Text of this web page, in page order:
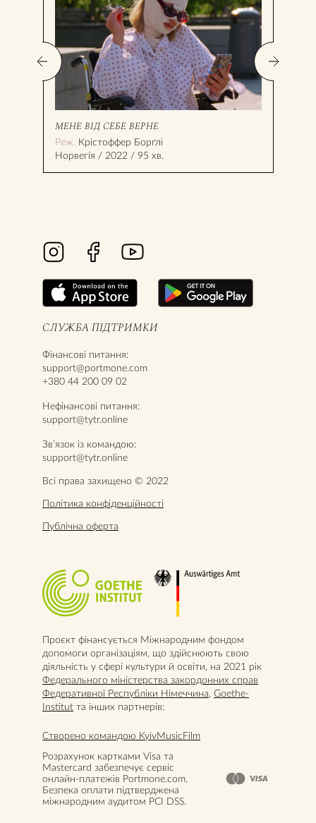
МЕНЕ ВІД СЕБЕ ВЕРНЕ
Реж. Крістоффер Борґлі
Норвегія / 2022 / 95 хв.
СЛУЖБА ПІДТРИМКИ
Фінансові питання:
support@portmone.com
+380 44 200 09 02
Нефінансові питання:
support@tytr.online
Звʼязок із командою:
support@tytr.online
Всі права захищено © 2022
Політика конфіденційності
Публічна оферта
Проєкт фінансується Міжнародним фондом
допомоги організаціям, що здійснюють свою
діяльність у сфері культури й освіти, на 2021 рік
Федерального міністерства закордонних справ
Федеративної Республіки Німеччина Goethe-
Institut та інших партнерів:
Створено командою KyivMusicFilm
Розрахунок картками Visa та
Mastercard забезпечує сервіс
онлайн-платежів Portmone.com.
Безпека оплати підтверджена
міжнародним аудитом PCI DSS.